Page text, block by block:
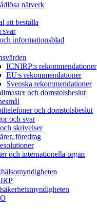
nätverk
att beställa
svar
informationsblad
ICNIRP:s rekommendationer
EU:s rekommendationer
Svenska rekommendationer
och domstolsbeslut
och domstolsbeslut
och svar
skrivelser
föredrag
och internationella organ